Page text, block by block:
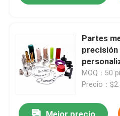
Partes
precisión
MOQ：50
Precio：